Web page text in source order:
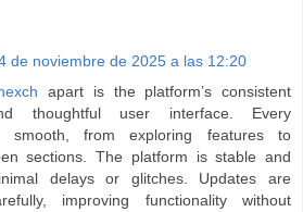
de noviembre de 2025 a las 12:20
apart is the platform’s consistent
thoughtful user interface. Every
smooth, from exploring features to
sections. The platform is stable and
delays or glitches. Updates are
improving functionality without